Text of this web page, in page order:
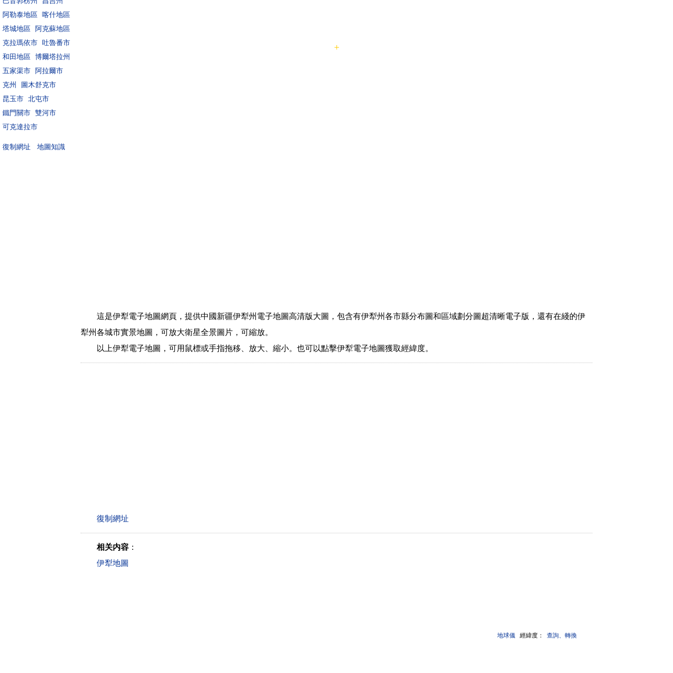
阿勒泰地區 喀什地區
塔城地區
阿克蘇地區
克拉瑪依市 吐魯番市
和田地區 博爾塔拉州
五家渠市
阿拉爾市
克州
圖木舒克市
昆玉市 北屯市
鐵門關市 雙河市
可克達拉市
地圖知識
地球儀 經緯度： 查詢、轉換
這是伊犁電子地圖網頁，提供中國新疆伊犁州電子地圖高清版大圖，包含有伊犁州各市縣分布圖和區域劃分圖超清晰電子版，還有在綫的伊
犁州各城市實景地圖，可放大衛星全景圖片，可縮放。
以上伊犁電子地圖，可用鼠標或手指拖移、放大、縮小。也可以點擊伊犁電子地圖獲取經緯度。
相关内容 ：
伊犁地圖